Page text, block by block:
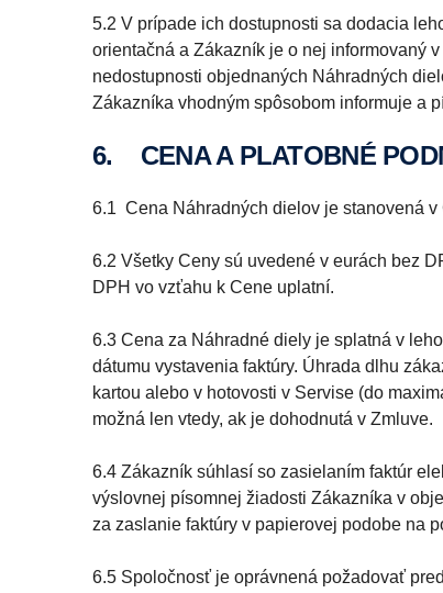
5.2 V prípade ich dostupnosti sa dodacia
orientačná a Zákazník je o nej informovaný
nedostupnosti objednaných Náhradných
Zákazníka vhodným spôsobom informuje a
6. CENA A PLATOBNÉ
6.1 Cena Náhradných dielov je stanovená v
6.2 Všetky Ceny sú uvedené v eurách bez
DPH vo vzťahu k Cene uplatní.
6.3 Cena za Náhradné diely je splatná v
dátumu vystavenia faktúry. Úhrada dlhu
kartou alebo v hotovosti v Servise (do
možná len vtedy, ak je dohodnutá v Zmluve.
6.4 Zákazník súhlasí so zasielaním faktúr
výslovnej písomnej žiadosti Zákazníka v
za zaslanie faktúry v papierovej podobe na
6.5 Spoločnosť je oprávnená požadovať